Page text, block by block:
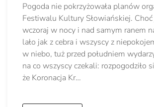
Pogoda nie pokrzyżowała planów
Festiwalu Kultury Słowiańskiej. Choć
wczoraj w nocy i nad samym ranem
lało jak z cebra i wszyscy z
w niebo, tuż przed południem
na co wszyscy czekali: rozpogodziło
że Koronacja Kr…